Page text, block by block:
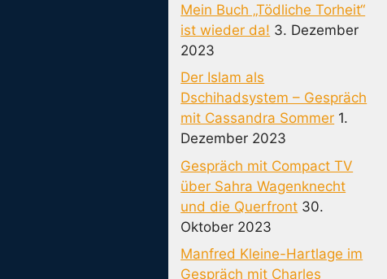
Mein Buch „Tödliche Torheit“
ist wieder da! 3. Dezember
2023
Der Islam als
Dschihadsystem – Gespräch
mit Cassandra Sommer 1.
Dezember 2023
Gespräch mit Compact TV
über Sahra Wagenknecht
und die Querfront 30.
Oktober 2023
Manfred Kleine-Hartlage im
Gespräch mit Charles